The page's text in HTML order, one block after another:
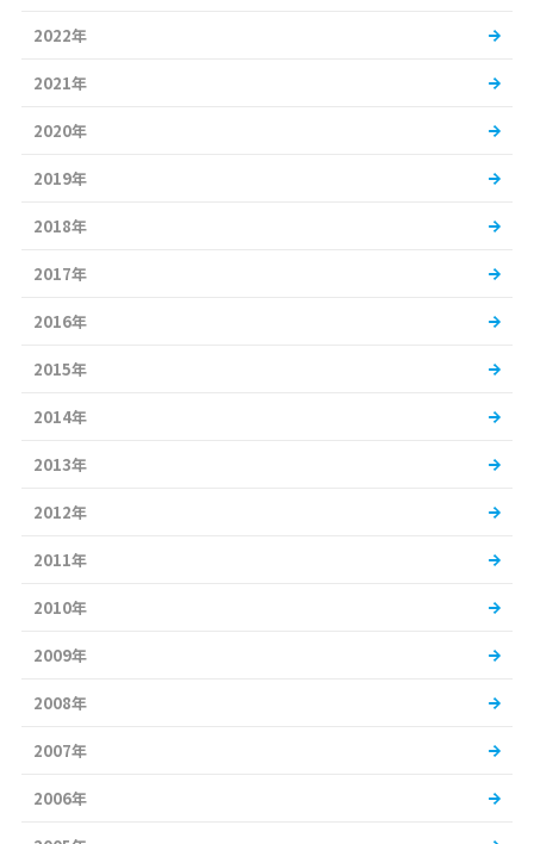
2022年
2021年
2020年
2019年
2018年
2017年
2016年
2015年
2014年
2013年
2012年
2011年
2010年
2009年
2008年
2007年
2006年